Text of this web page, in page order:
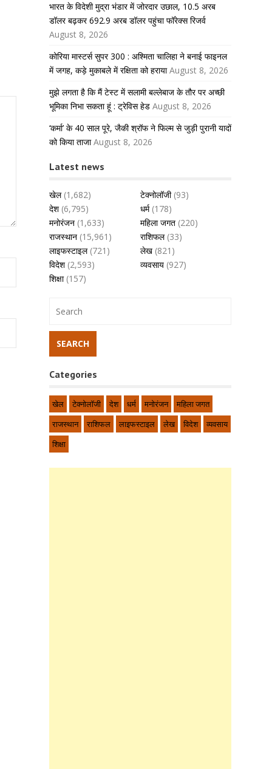
भारत के विदेशी मुद्रा भंडार में जोरदार उछाल, 10.5 अरब
डॉलर बढ़कर 692.9 अरब डॉलर पहुंचा फॉरेक्स रिजर्व
August 8, 2026
कोरिया मास्टर्स सुपर 300 : अश्मिता चालिहा ने बनाई फाइनल
में जगह, कड़े मुकाबले में रक्षिता को हराया August 8, 2026
मुझे लगता है कि मैं टेस्ट में सलामी बल्लेबाज के तौर पर अच्छी
भूमिका निभा सकता हूं : ट्रेविस हेड August 8, 2026
‘कर्मा’ के 40 साल पूरे, जैकी श्रॉफ ने फिल्म से जुड़ी पुरानी यादों
को किया ताजा August 8, 2026
Latest news
खेल(1,682) टेक्नोलॉजी(93)
देश(6,795) धर्म(178)
मनोरंजन (1,633) महिला जगत (220)
राजस्थान (15,961) राशिफल(33)
लाइफस्टाइल(721) लेख (821)
विदेश(2,593) व्यवसाय (927)
शिक्षा(157)
Categories
खेल टेक्नोलॉजी देश धर्म मनोरंजन
महिला जगत
राजस्थान
राशिफल लाइफस्टाइल लेख विदेश
व्यवसाय
शिक्षा